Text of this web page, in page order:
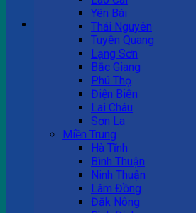
Giỏ hàng
Chưa có sản phẩm trong giỏ hàng.
Yên Bái
Thái Nguyên
Tuyên Quang
Lạng Sơn
Bắc Giang
Phú Thọ
Điện Biên
Lai Châu
Sơn La
Miền Trung
Hà Tĩnh
Bình Thuận
Ninh Thuận
Lâm Đồng
Đắk Nông